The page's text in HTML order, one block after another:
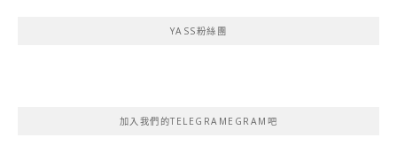
YASS粉絲團
加入我們的TELEGRAMEGRAM吧